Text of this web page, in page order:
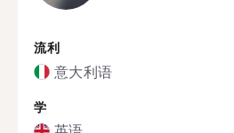
流利
意大利语
学